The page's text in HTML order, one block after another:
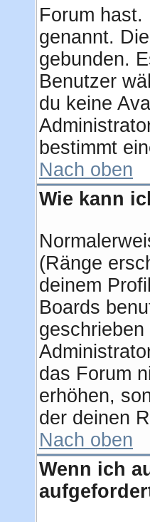
Forum
genannt.
gebunden.
Benutzer
du keine
bestimmt
Nach oben
Wie kann
(Ränge
deinem
Boards
das Forum
erhöhen,
der deinen
Nach oben
Wenn ich